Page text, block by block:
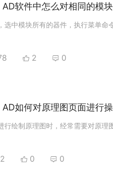
AD软件中怎么对相同的模块
， 选中模块所有的器件 ， 执行菜单命
2 0
AD如何对原理图页面进行操
行绘制原理图时 ， 经常需要对原理
0 0